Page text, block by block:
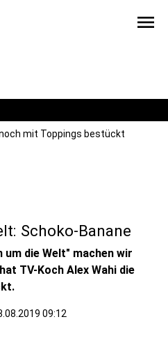
menu
mit Toppings bestückt
Schoko-Banane
um die Welt" machen wir
TV-Koch Alex Wahi die
09:12